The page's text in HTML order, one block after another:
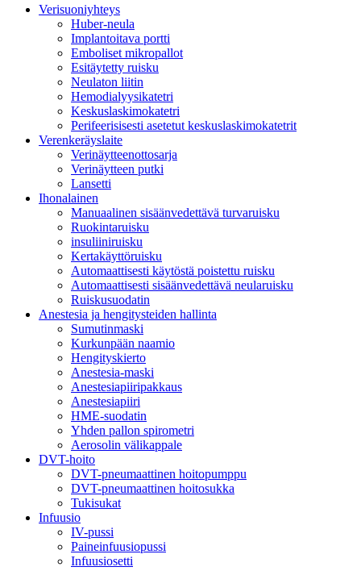
Verisuoniyhteys
Huber-neula
Implantoitava portti
Emboliset mikropallot
Esitäytetty ruisku
Neulaton liitin
Hemodialyysikatetri
Keskuslaskimokatetri
Perifeerisisesti asetetut keskuslaskimokatetrit
Verenkeräyslaite
Verinäytteenottosarja
Verinäytteen putki
Lansetti
Ihonalainen
Manuaalinen sisäänvedettävä turvaruisku
Ruokintaruisku
insuliiniruisku
Kertakäyttöruisku
Automaattisesti käytöstä poistettu ruisku
Automaattisesti sisäänvedettävä neularuisku
Ruiskusuodatin
Anestesia ja hengitysteiden hallinta
Sumutinmaski
Kurkunpään naamio
Hengityskierto
Anestesia-maski
Anestesiapiiripakkaus
Anestesiapiiri
HME-suodatin
Yhden pallon spirometri
Aerosolin välikappale
DVT-hoito
DVT-pneumaattinen hoitopumppu
DVT-pneumaattinen hoitosukka
Tukisukat
Infuusio
IV-pussi
Paineinfuusiopussi
Infuusiosetti